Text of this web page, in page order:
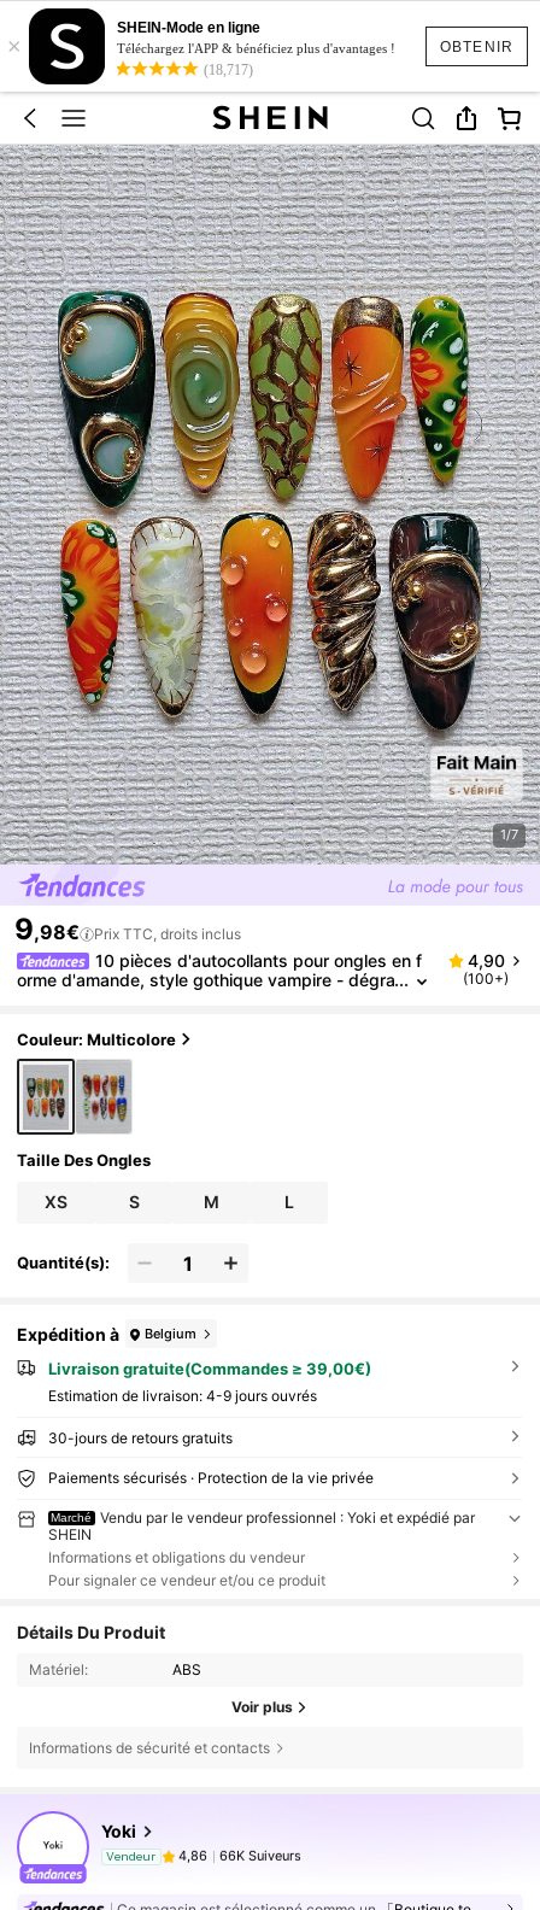
OBTENIR
×
SHEIN-Mode en ligne
Téléchargez l'APP & bénéficiez plus d'avantages !
(18,717)
1/7
9,98€ Prix TTC, droits inclus
10 pièces d'autocollants pour ongles en f
orme d'amande, style gothique vampire - dégra
de faux ongles réutilisables pour Halloween avec co
lle à ongles et lime, convient aux tons de peau clair
s. Fournitures pour ongles faits main à presser.
4,90
(100+)
Couleur: Multicolore
Taille Des Ongles
XS S M L
Quantité(s):
Expédition à Belgium
Livraison gratuite(Commandes ≥ 39,00€)
Estimation de livraison: 4-9 jours ouvrés
30-jours de retours gratuits
Paiements sécurisés · Protection de la vie privée
Marché
Vendu par le vendeur professionnel : Yoki et expédié par
SHEIN
Informations et obligations du vendeur
Pour signaler ce vendeur et/ou ce produit
Détails Du Produit
Matériel: ABS
Voir plus
Informations de sécurité et contacts
Yoki
Vendeur 4,86
66K Suiveurs